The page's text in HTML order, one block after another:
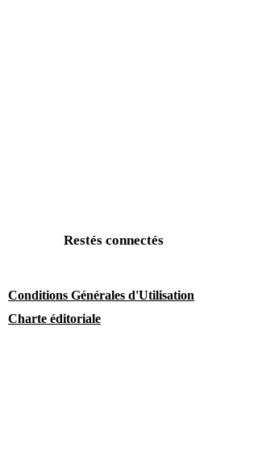
Restés connectés
Conditions Générales d'Utilisation
Charte éditoriale